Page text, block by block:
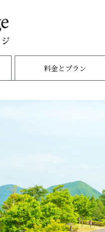
料金とプラン